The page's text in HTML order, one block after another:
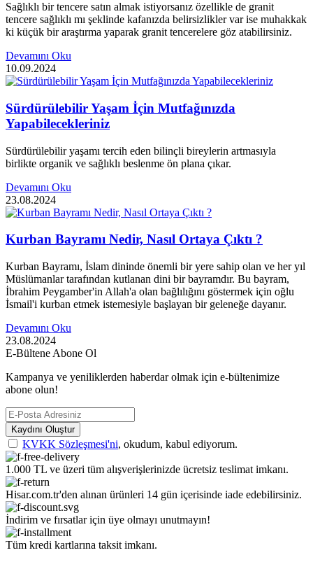
Sağlıklı bir tencere satın almak istiyorsanız özellikle de granit
tencere sağlıklı mı şeklinde kafanızda belirsizlikler var ise muhakkak
ki küçük bir araştırma yaparak granit tencerelere göz atabilirsiniz.
Devamını Oku
10.09.2024
Sürdürülebilir Yaşam İçin Mutfağınızda
Yapabilecekleriniz
Sürdürülebilir yaşamı tercih eden bilinçli bireylerin artmasıyla
birlikte organik ve sağlıklı beslenme ön plana çıkar.
Devamını Oku
23.08.2024
Kurban Bayramı Nedir, Nasıl Ortaya Çıktı ?
Kurban Bayramı, İslam dininde önemli bir yere sahip olan ve her yıl
Müslümanlar tarafından kutlanan dini bir bayramdır. Bu bayram,
İbrahim Peygamber'in Allah'a olan bağlılığını göstermek için oğlu
İsmail'i kurban etmek istemesiyle başlayan bir geleneğe dayanır.
Devamını Oku
23.08.2024
E-Bültene Abone Ol
Kampanya ve yeniliklerden haberdar olmak için e-bültenimize
abone olun!
Kaydını Oluştur
KVKK Sözleşmesi'ni, okudum, kabul ediyorum.
1.000 TL ve üzeri tüm alışverişlerinizde ücretsiz teslimat imkanı.
Hisar.com.tr'den alınan ürünleri 14 gün içerisinde iade edebilirsiniz.
İndirim ve fırsatlar için üye olmayı unutmayın!
Tüm kredi kartlarına taksit imkanı.